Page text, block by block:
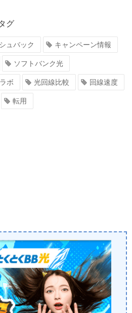
グ
ュバック キャンペーン情報
ソフトバンク光
ボ 光回線比較 回線速度
転用